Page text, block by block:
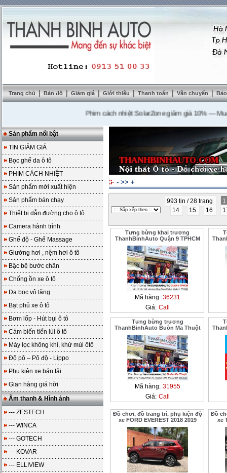
Trang chủ | Bản đồ | Giảm giá | Giới thiệu | Thanh toán | Vận chuyển |
Phim cách nhiệt SolarZone giảm giá 10%---Mua
Sản phẩm nổi bật
TIN GIẢM GIÁ
Bọc ghế da ô tô
PHIM CÁCH NHIỆT
Sản phẩm mới xuất hiện
Sản phẩm bán chạy
Thiết bị dẫn đường cho ô tô
Camera hành trình
Ghế độ - Ghế Massage
Giường hơi , nệm hơi ô tô
Bậc bệ bước chân
Chống ồn xe ô tô
Da bọc vô lăng
Bạt phủ xe ô tô
Bơm lốp - Hút bụi ô tô
Cảm biến tiến lùi ô tô
Máy lọc không khí, khử mùi ôtô
Độ pô – Pô độ - Lippo
Phụ kiện xe bán tải
Gian hàng giá hời
Âm thanh & Hình ảnh
--- ZESTECH
--- WINCA
--- GOTECH
--- KOVAR
--- ELLIVIEW
- >> +
993 tin / 28 trang
1
14
15 16
Tưng bừng khai trương
ThanhBinhAuto Quận 9 TPHCM
Mã hàng: 36231
Giá: Call
Tưng bừng trương
ThanhBinhAuto Buôn Ma Thuột
Mã hàng: 31955
Giá: Call
Đồ chơi, đồ trang trí, phụ kiện độ
xe FORD EVEREST 2018 2019
Đồ
xe